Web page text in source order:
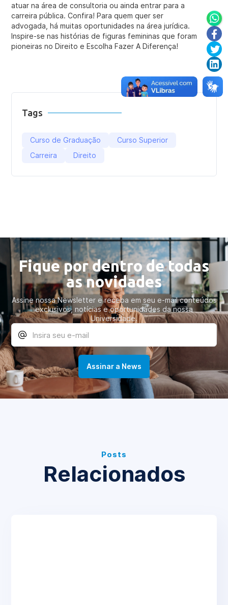
atuar na área de consultoria ou ainda entrar para a
carreira pública. Confira! Para quem quer ser
advogada, há muitas oportunidades na área jurídica.
Inspire-se nas histórias de figuras femininas que foram
pioneiras no Direito e Escolha Fazer A Diferença!
Tags
Curso de Graduação
Curso Superior
Carreira
Direito
Fique por dentro de todas
as novidades
Assine nossa Newsletter e receba em seu e-mail conteúdos
exclusivos, notícias e oportunidades da nossa
Universidade.
Posts
Relacionados